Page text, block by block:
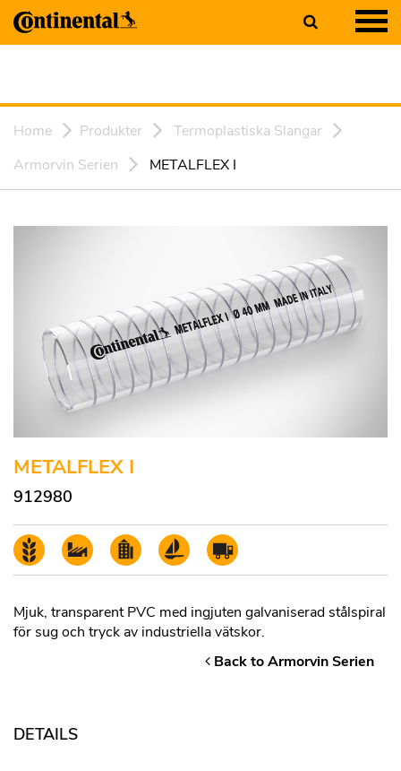
Home Produkter
Termoplastiska Slangar
Armorvin Serien
METALFLEX I
METALFLEX I
912980
Mjuk, transparent PVC med ingjuten galvaniserad stålspiral
för sug och tryck av industriella vätskor.
Back to Armorvin Serien
DETAILS